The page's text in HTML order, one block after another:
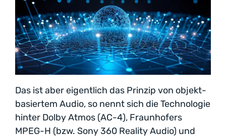
Das ist aber eigentlich das Prinzip von objekt-
basiertem Audio, so nennt sich die Technologie
hinter Dolby Atmos (AC-4), Fraunhofers
MPEG-H (bzw. Sony 360 Reality Audio) und